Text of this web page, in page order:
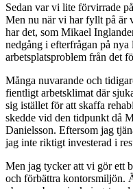
Sedan var vi lite förvirrade
Men nu när vi har fyllt på är
har det, som Mikael
nedgång i efterfrågan på
arbetsplatsproblem från det
Många nuvarande och
fientligt arbetsklimat där
sig istället för att skaffa
skedde vid den tidpunkt då
Danielsson. Eftersom jag
jag inte riktigt investerad i
Men jag tycker att vi gör ett
och förbättra kontorsmiljön.